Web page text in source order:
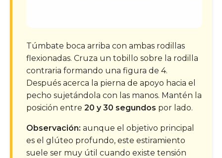
Túmbate boca arriba con ambas rodillas
flexionadas. Cruza un tobillo sobre la rodilla
contraria formando una figura de 4.
Después acerca la pierna de apoyo hacia el
pecho sujetándola con las manos. Mantén la
posición entre 20 y 30 segundos por lado.
Observación: aunque el objetivo principal
es el glúteo profundo, este estiramiento
suele ser muy útil cuando existe tensión